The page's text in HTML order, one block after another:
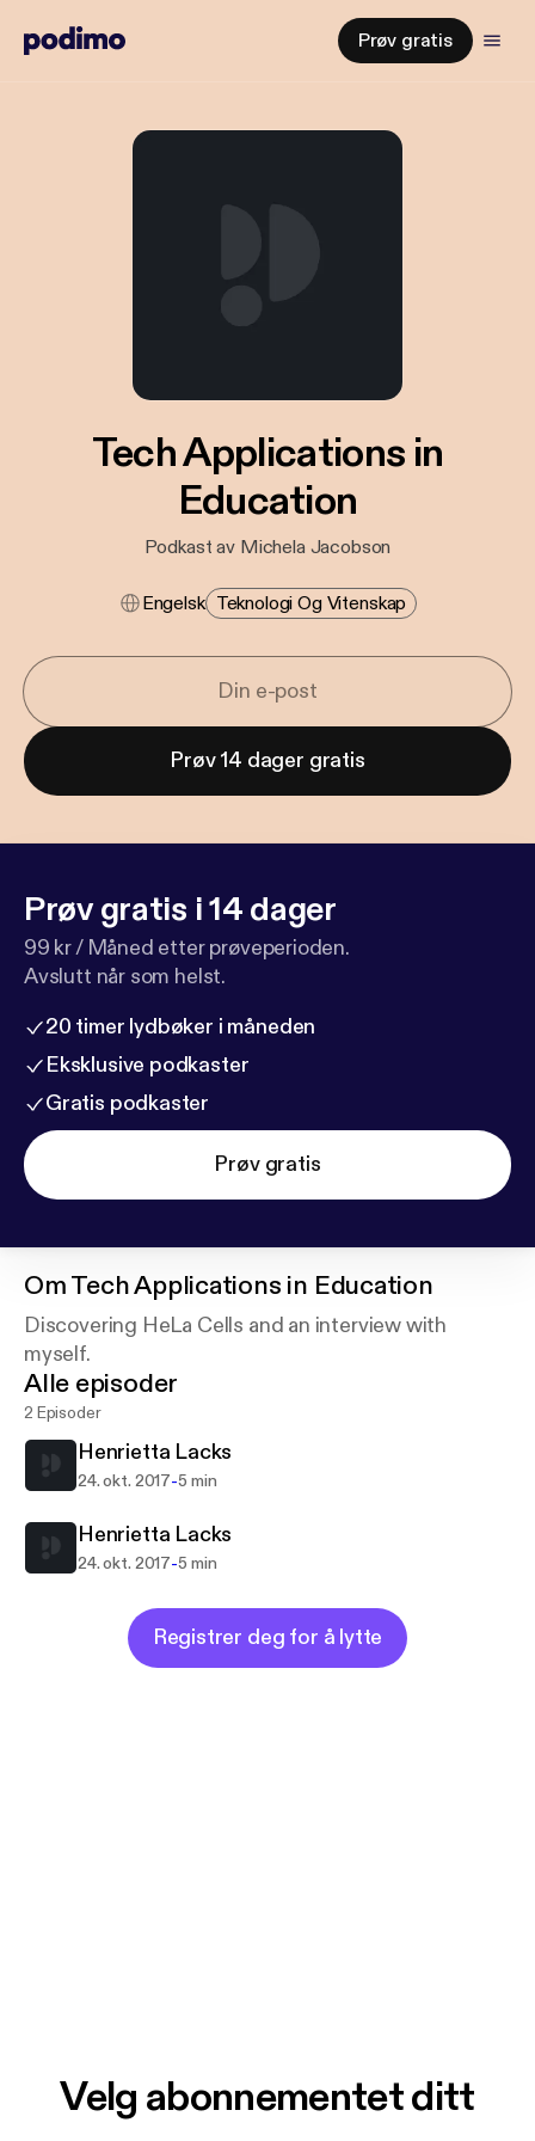
Prøv gratis
Tech Applications in
Education
Podkast av Michela Jacobson
Engelsk Teknologi Og Vitenskap
Prøv 14 dager gratis
Prøv gratis i 14 dager
99 kr / Måned etter prøveperioden.
Avslutt når som helst.
20 timer lydbøker i måneden
Eksklusive podkaster
Gratis podkaster
Prøv gratis
OmTech Applications in Education
Discovering HeLa Cells and an interview with
myself.
Alle episoder
2 Episoder
Henrietta Lacks
24. okt. 2017-5 min
Henrietta Lacks
24. okt. 2017-5 min
Registrer deg for å lytte
Velg abonnementet ditt